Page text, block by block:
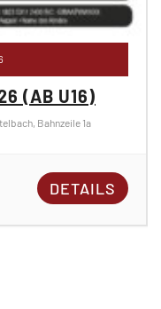
(AB U16)
Bahnzeile 1a
DETAILS